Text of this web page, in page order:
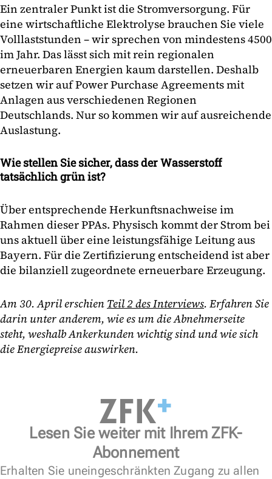
Ein zentraler Punkt ist die Stromversorgung. Für
eine wirtschaftliche Elektrolyse brauchen Sie viele
Volllaststunden – wir sprechen von mindestens 4500
im Jahr. Das lässt sich mit rein regionalen
erneuerbaren Energien kaum darstellen. Deshalb
setzen wir auf Power Purchase Agreements mit
Anlagen aus verschiedenen Regionen
Deutschlands. Nur so kommen wir auf ausreichende
Auslastung.
Wie stellen Sie sicher, dass der Wasserstoff
tatsächlich grün ist?
Über entsprechende Herkunftsnachweise im
Rahmen dieser PPAs. Physisch kommt der Strom bei
uns aktuell über eine leistungsfähige Leitung aus
Bayern. Für die Zertifizierung entscheidend ist aber
die bilanziell zugeordnete erneuerbare Erzeugung.
Am 30. April erschien Teil 2 des Interviews. Erfahren Sie
darin unter anderem, wie es um die Abnehmerseite
steht, weshalb Ankerkunden wichtig sind und wie sich
die Energiepreise auswirken.
Lesen Sie weiter mit Ihrem ZFK-
Abonnement
Erhalten Sie uneingeschränkten Zugang zu allen